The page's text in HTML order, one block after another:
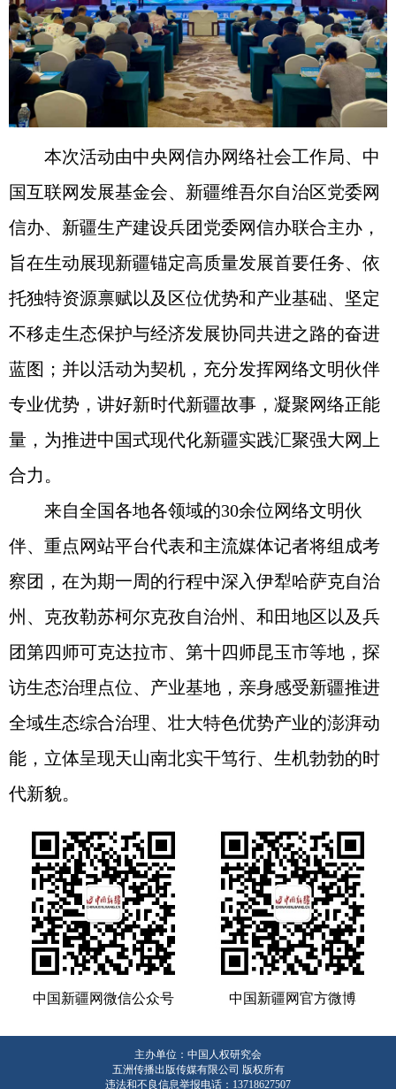
本次活动由中央网信办网络社会工作局、中
国互联网发展基金会、新疆维吾尔自治区党委网
信办、新疆生产建设兵团党委网信办联合主办，
旨在生动展现新疆锚定高质量发展首要任务、依
托独特资源禀赋以及区位优势和产业基础、坚定
不移走生态保护与经济发展协同共进之路的奋进
蓝图；并以活动为契机，充分发挥网络文明伙伴
专业优势，讲好新时代新疆故事，凝聚网络正能
量，为推进中国式现代化新疆实践汇聚强大网上
合力。
来自全国各地各领域的30余位网络文明伙
伴、重点网站平台代表和主流媒体记者将组成考
察团，在为期一周的行程中深入伊犁哈萨克自治
州、克孜勒苏柯尔克孜自治州、和田地区以及兵
团第四师可克达拉市、第十四师昆玉市等地，探
访生态治理点位、产业基地，亲身感受新疆推进
全域生态综合治理、壮大特色优势产业的澎湃动
能，立体呈现天山南北实干笃行、生机勃勃的时
代新貌。
中国新疆网微信公众号 中国新疆网官方微博
主办单位：中国人权研究会
五洲传播出版传媒有限公司 版权所有
违法和不良信息举报电话：13718627507